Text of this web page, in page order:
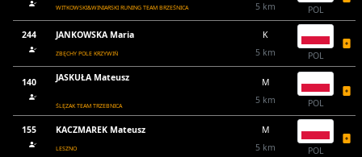
WITKOWSKI&WINIARSKI RUNING TEAM BRZEŚNICA
5 km
POL
244 JANKOWSKA Maria
ZBĘCHY POLE KRZYWIŃ
K
5 km
POL
140 JASKUŁA Mateusz
ŚLĘZAK TEAM TRZEBNICA
M
5 km
POL
155 KACZMAREK Mateusz
LESZNO
M
5 km
POL